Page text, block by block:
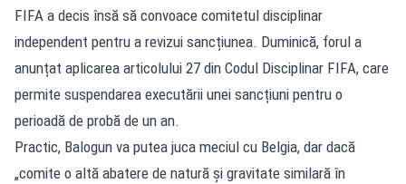
FIFA a decis însă să convoace comitetul disciplinar
independent pentru a revizui sancțiunea. Duminică, forul a
anunțat aplicarea articolului 27 din Codul Disciplinar FIFA, care
permite suspendarea executării unei sancțiuni pentru o
perioadă de probă de un an.
Practic, Balogun va putea juca meciul cu Belgia, dar dacă
„comite o altă abatere de natură și gravitate similară în